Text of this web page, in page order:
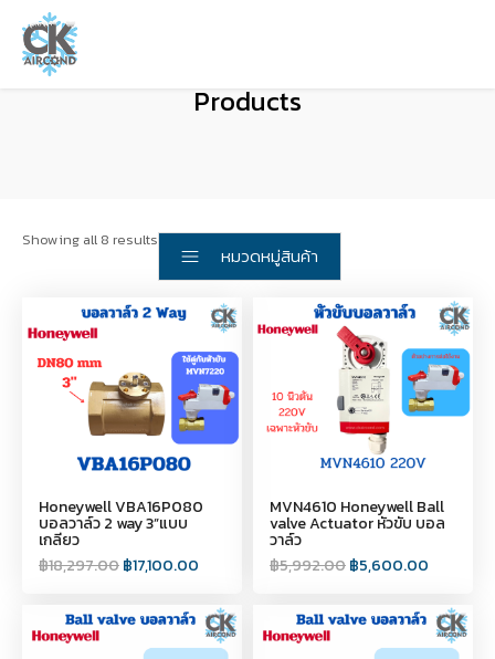
Products
Showing all 8 results
หมวดหมู่สินค้า
Honeywell VBA16P080
บอลวาล์ว 2 way 3”แบบ
เกลียว
฿18,297.00฿17,100.00
MVN4610 Honeywell Ball
valve Actuator หัวขับ บอล
วาล์ว
฿5,992.00฿5,600.00